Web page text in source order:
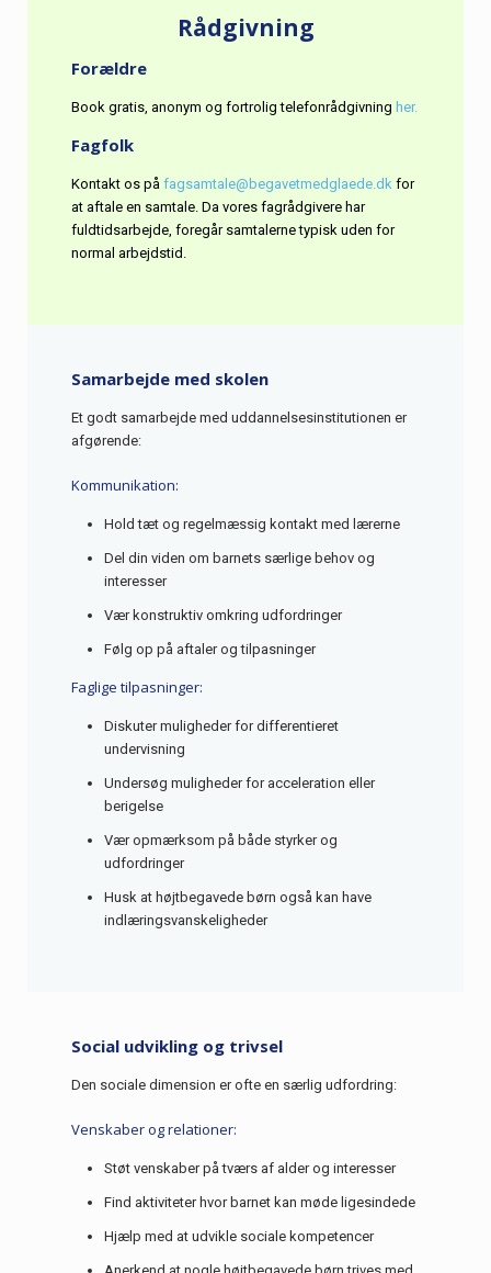
Rådgivning
Forældre
Book gratis, anonym og fortrolig telefonrådgivning her.
Fagfolk
Kontakt os på fagsamtale@begavetmedglaede.dk for
at aftale en samtale. Da vores fagrådgivere har
fuldtidsarbejde, foregår samtalerne typisk uden for
normal arbejdstid.
Samarbejde med skolen
Et godt samarbejde med uddannelsesinstitutionen er
afgørende:
Kommunikation:
Hold tæt og regelmæssig kontakt med lærerne
Del din viden om barnets særlige behov og
interesser
Vær konstruktiv omkring udfordringer
Følg op på aftaler og tilpasninger
Faglige tilpasninger:
Diskuter muligheder for differentieret
undervisning
Undersøg muligheder for acceleration eller
berigelse
Vær opmærksom på både styrker og
udfordringer
Husk at højtbegavede børn også kan have
indlæringsvanskeligheder
Social udvikling og trivsel
Den sociale dimension er ofte en særlig udfordring:
Venskaber og relationer:
Støt venskaber på tværs af alder og interesser
Find aktiviteter hvor barnet kan møde ligesindede
Hjælp med at udvikle sociale kompetencer